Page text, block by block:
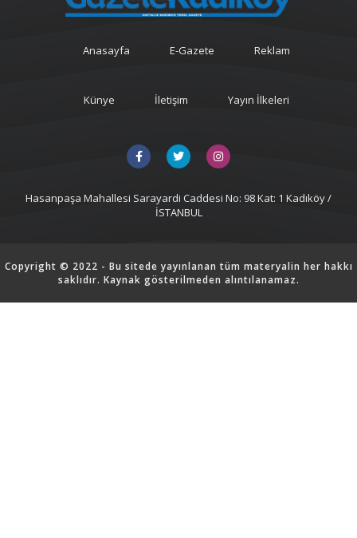
Anasayfa E-Gazete Reklam
Künye İletişim Yayın İlkeleri
Hasanpaşa Mahallesi Sarayardi Caddesi No: 98 Kat: 1 Kadıköy /
İSTANBUL
Copyright © 2022 - Bu sitede yayınlanan tüm materyalin her hakkı
saklıdır. Kaynak gösterilmeden alıntılanamaz.